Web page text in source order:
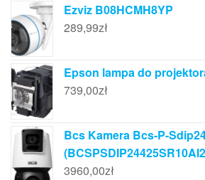
Ezviz B08HCMH8YP
289,99zł
Epson lampa do
739,00zł
Bcs Kamera Bcs-P-
3960,00zł